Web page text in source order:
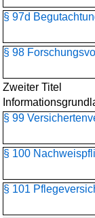
§ 97d
§ 98
Zweiter Titel
§ 99
§ 100
§ 101